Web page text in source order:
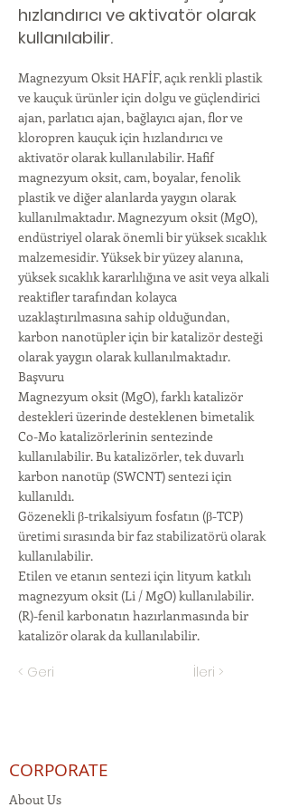
hızlandırıcı ve aktivatör olarak
kullanılabilir.
Magnezyum Oksit HAFİF, açık renkli plastik
ve kauçuk ürünler için dolgu ve güçlendirici
ajan, parlatıcı ajan, bağlayıcı ajan, flor ve
kloropren kauçuk için hızlandırıcı ve
aktivatör olarak kullanılabilir. Hafif
magnezyum oksit, cam, boyalar, fenolik
plastik ve diğer alanlarda yaygın olarak
kullanılmaktadır. Magnezyum oksit (MgO),
endüstriyel olarak önemli bir yüksek sıcaklık
malzemesidir. Yüksek bir yüzey alanına,
yüksek sıcaklık kararlılığına ve asit veya alkali
reaktifler tarafından kolayca
uzaklaştırılmasına sahip olduğundan,
karbon nanotüpler için bir katalizör desteği
olarak yaygın olarak kullanılmaktadır.
Başvuru
Magnezyum oksit (MgO), farklı katalizör
destekleri üzerinde desteklenen bimetalik
Co-Mo katalizörlerinin sentezinde
kullanılabilir. Bu katalizörler, tek duvarlı
karbon nanotüp (SWCNT) sentezi için
kullanıldı.
Gözenekli β-trikalsiyum fosfatın (β-TCP)
üretimi sırasında bir faz stabilizatörü olarak
kullanılabilir.
Etilen ve etanın sentezi için lityum katkılı
magnezyum oksit (Li / MgO) kullanılabilir.
(R)-fenil karbonatın hazırlanmasında bir
katalizör olarak da kullanılabilir.
< Geri İleri >
CORPORATE
About Us